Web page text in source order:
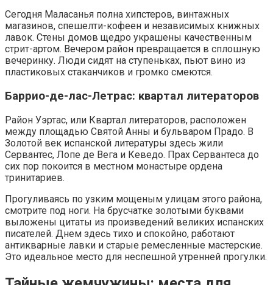
Сегодня Маласанья полна хипстеров, винтажных
магазинов, спешелти-кофеен и независимых книжных
лавок. Стены домов щедро украшены качественным
стрит-артом. Вечером район превращается в сплошную
вечеринку. Люди сидят на ступеньках, пьют вино из
пластиковых стаканчиков и громко смеются.
Баррио-де-лас-Летрас: квартал литераторов
Район Уэртас, или Квартал литераторов, расположен
между площадью Святой Анны и бульваром Прадо. В
Золотой век испанской литературы здесь жили
Сервантес, Лопе де Вега и Кеведо. Прах Сервантеса до
сих пор покоится в местном монастыре ордена
тринитариев.
Прогуливаясь по узким мощеным улицам этого района,
смотрите под ноги. На брусчатке золотыми буквами
выложены цитаты из произведений великих испанских
писателей. Днем здесь тихо и спокойно, работают
антикварные лавки и старые ремесленные мастерские.
Это идеальное место для неспешной утренней прогулки.